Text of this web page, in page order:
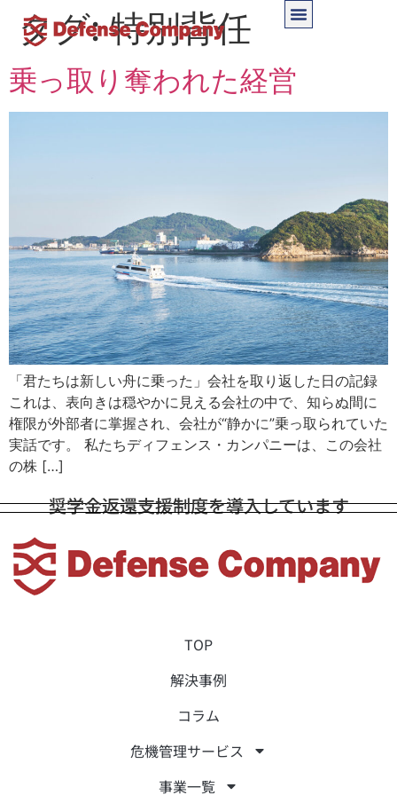
タグ:特別背任
乗っ取り奪われた経営
「君たちは新しい舟に乗った」会社を取り返した日の記録
これは、表向きは穏やかに見える会社の中で、知らぬ間に
権限が外部者に掌握され、会社が“静かに”乗っ取られていた
実話です。 私たちディフェンス・カンパニーは、この会社
の株 […]
奨学金返還支援制度を導入しています
TOP
解決事例
コラム
危機管理サービス
事業一覧